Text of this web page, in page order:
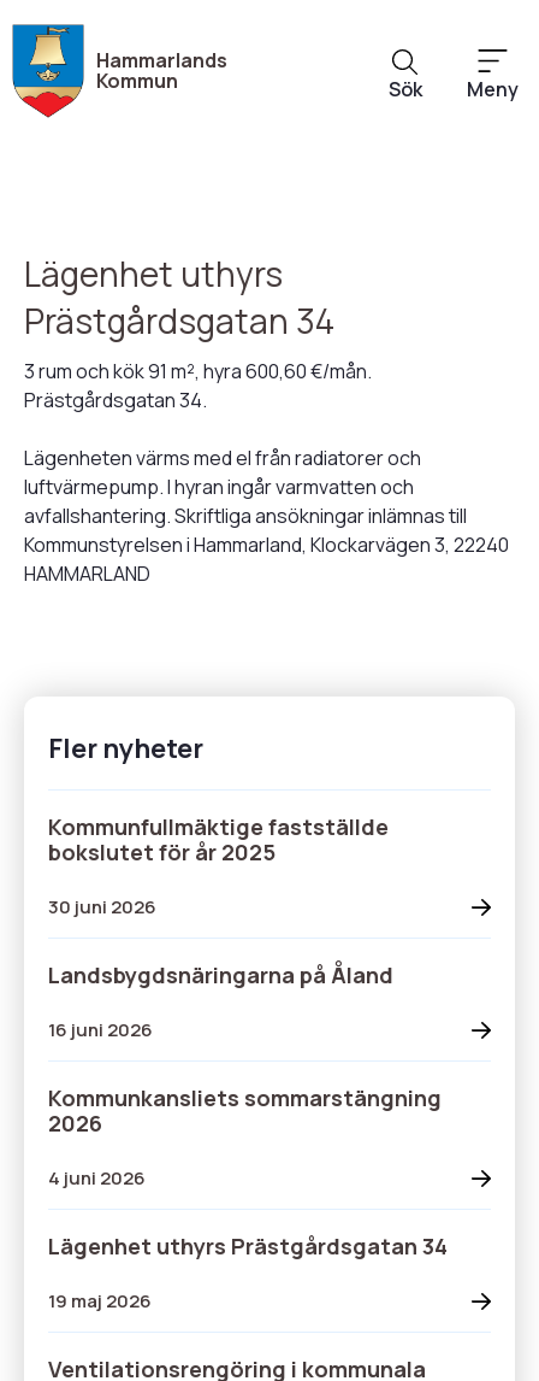
huvudinnehållHammarlands
Kommun Sök Meny
Lägenhet uthyrs
Prästgårdsgatan 34
3 rum och kök 91 m², hyra 600,60 €/mån.
Prästgårdsgatan 34.
Lägenheten värms med el från radiatorer och
luftvärmepump. I hyran ingår varmvatten och
avfallshantering. Skriftliga ansökningar inlämnas till
Kommunstyrelsen i Hammarland, Klockarvägen 3, 22240
HAMMARLAND
Fler nyheter
Kommunfullmäktige fastställde
bokslutet för år 2025
30 juni 2026
Landsbygdsnäringarna på Åland
16 juni 2026
Kommunkansliets sommarstängning
2026
4 juni 2026
Lägenhet uthyrs Prästgårdsgatan 34
19 maj 2026
Ventilationsrengöring i kommunala